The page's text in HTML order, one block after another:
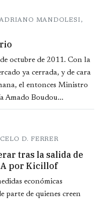
MANDOLESI,
octubre de 2011. Con la
ya cerrada, y de cara
el entonces Ministro
Amado Boudou...
D. FERRER
tras la salida de
por Kicillof
económicas
parte de quienes creen